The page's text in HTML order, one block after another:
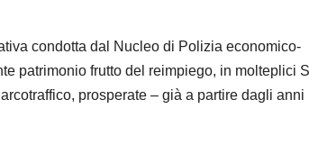
condotta dal Nucleo di Polizia economico-
patrimonio frutto del reimpiego, in molteplici
prosperate – già a partire dagli anni